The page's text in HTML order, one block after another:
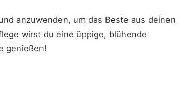
anzuwenden, um das Beste aus deinen
wirst du eine üppige, blühende
genießen!